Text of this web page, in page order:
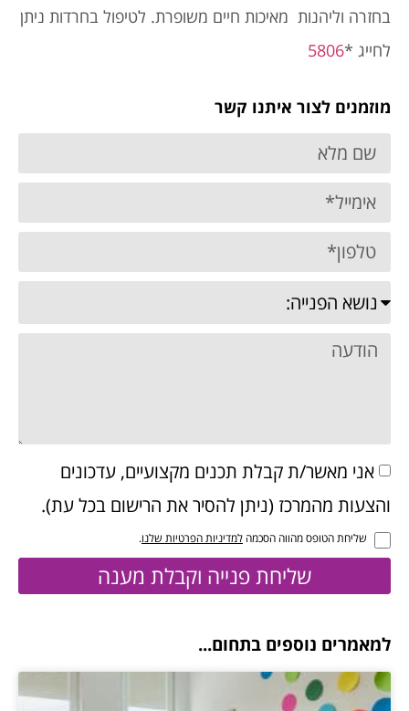
בחזרה וליהנות מאיכות חיים משופרת. לטיפול בחרדות ניתן
לחייג *5806
מוזמנים לצור איתנו קשר
אני מאשר/ת קבלת תכנים מקצועיים, עדכונים
והצעות מהמרכז (ניתן להסיר את הרישום בכל עת).
שליחת הטופס מהווה הסכמה למדיניות הפרטיות שלנו.
שליחת פנייה וקבלת מענה
למאמרים נוספים בתחום...